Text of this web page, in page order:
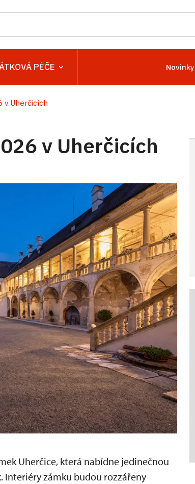
PÉČE Novinky
v Uherčicích
v Uherčicích
Uherčice, která nabídne jedinečnou
zámku budou rozzářeny